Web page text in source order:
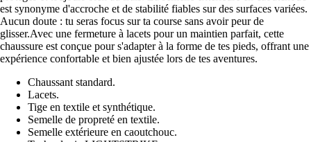
est synonyme d'accroche et de stabilité fiables sur des surfaces variées.
Aucun doute : tu seras focus sur ta course sans avoir peur de
glisser.Avec une fermeture à lacets pour un maintien parfait, cette
chaussure est conçue pour s'adapter à la forme de tes pieds, offrant une
expérience confortable et bien ajustée lors de tes aventures.
Chaussant standard.
Lacets.
Tige en textile et synthétique.
Semelle de propreté en textile.
Semelle extérieure en caoutchouc.